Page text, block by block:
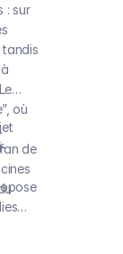
: sur
où
de